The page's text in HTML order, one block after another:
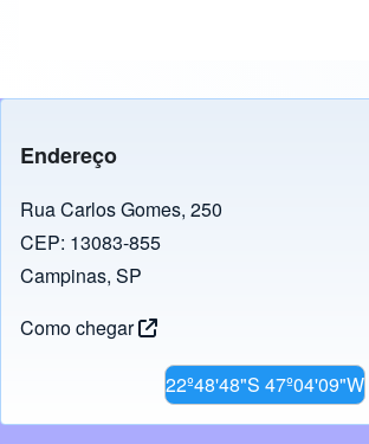
Endereço
Rua Carlos Gomes, 250
CEP: 13083-855
Campinas, SP
Como chegar
22º48'48"S 47º04'09"W